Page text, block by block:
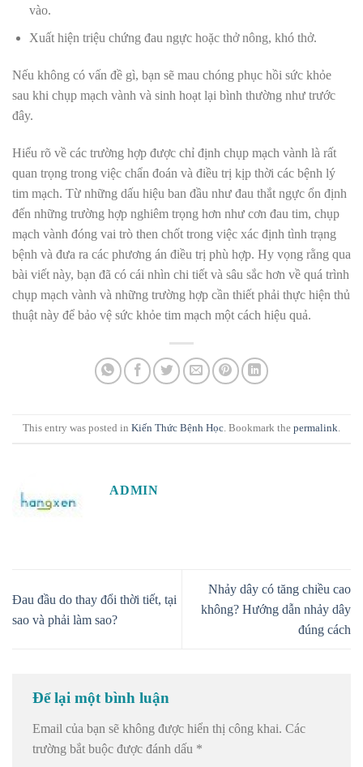
vào.
Xuất hiện triệu chứng đau ngực hoặc thở nông, khó thở.
Nếu không có vấn đề gì, bạn sẽ mau chóng phục hồi sức khỏe
sau khi chụp mạch vành và sinh hoạt lại bình thường như trước
đây.
Hiểu rõ về các trường hợp được chỉ định chụp mạch vành là rất
quan trọng trong việc chẩn đoán và điều trị kịp thời các bệnh lý
tim mạch. Từ những dấu hiệu ban đầu như đau thắt ngực ổn định
đến những trường hợp nghiêm trọng hơn như cơn đau tim, chụp
mạch vành đóng vai trò then chốt trong việc xác định tình trạng
bệnh và đưa ra các phương án điều trị phù hợp. Hy vọng rằng qua
bài viết này, bạn đã có cái nhìn chi tiết và sâu sắc hơn về quá trình
chụp mạch vành và những trường hợp cần thiết phải thực hiện thủ
thuật này để bảo vệ sức khỏe tim mạch một cách hiệu quả.
This entry was posted in Kiến Thức Bệnh Học. Bookmark the permalink.
ADMIN
Đau đầu do thay đổi thời tiết, tại
sao và phải làm sao?
Nhảy dây có tăng chiều cao
không? Hướng dẫn nhảy dây
đúng cách
Để lại một bình luận
Email của bạn sẽ không được hiển thị công khai. Các
trường bắt buộc được đánh dấu *